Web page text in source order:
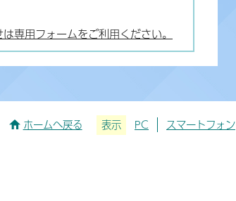
専用フォームをご利用ください。
ホームへ戻る 表示 PC スマートフォン